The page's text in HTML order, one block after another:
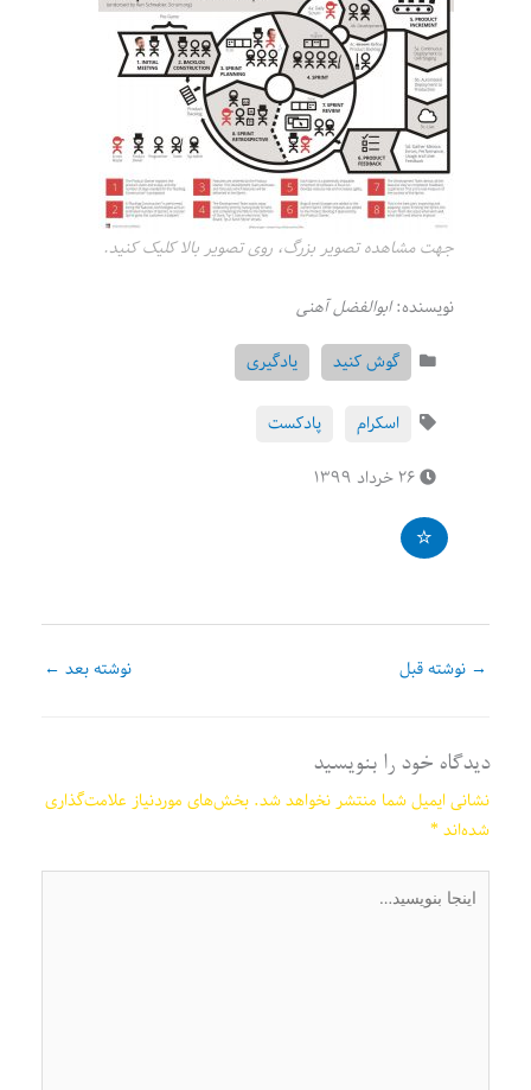
جهت مشاهده تصویر بزرگ، روی تصویر بالا کلیک کنید.
نویسنده:ابوالفضل آهنی
گوش کنید
یادگیری
اسکرام
پادکست
→ نوشته قبل نوشته بعد ←
دیدگاه‌ خود را بنویسید
نشانی ایمیل شما منتشر نخواهد شد. بخش‌های موردنیاز علامت‌گذاری
شده‌اند*
بنویسید…